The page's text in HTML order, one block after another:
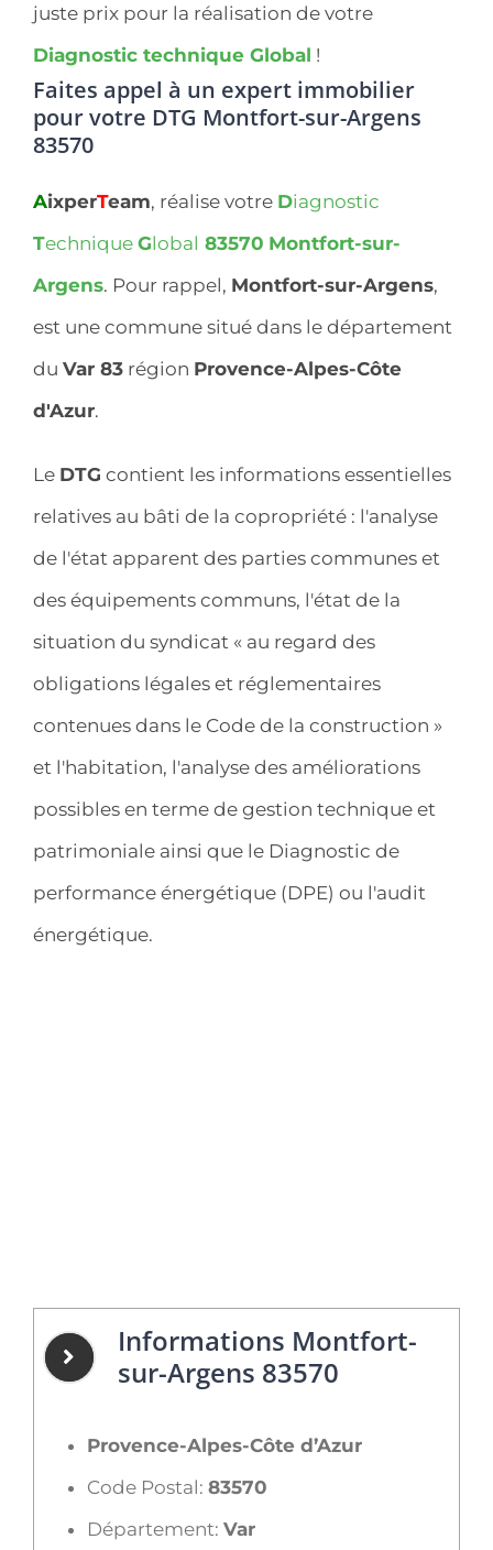
juste prix pour la réalisation de votre
Diagnostic technique Global !
Faites appel à un expert immobilier
pour votre DTG Montfort-sur-Argens
83570
AixperTeam, réalise votre Diagnostic
Technique Global 83570 Montfort-sur-
Argens. Pour rappel, Montfort-sur-Argens,
est une commune situé dans le département
du Var 83 région Provence-Alpes-Côte
d'Azur.
Le DTG contient les informations essentielles
relatives au bâti de la copropriété : l'analyse
de l'état apparent des parties communes et
des équipements communs, l'état de la
situation du syndicat « au regard des
obligations légales et réglementaires
contenues dans le Code de la construction »
et l'habitation, l'analyse des améliorations
possibles en terme de gestion technique et
patrimoniale ainsi que le Diagnostic de
performance énergétique (DPE) ou l'audit
énergétique.
Informations Montfort-
sur-Argens 83570
Provence-Alpes-Côte d’Azur
Code Postal: 83570
Département: Var